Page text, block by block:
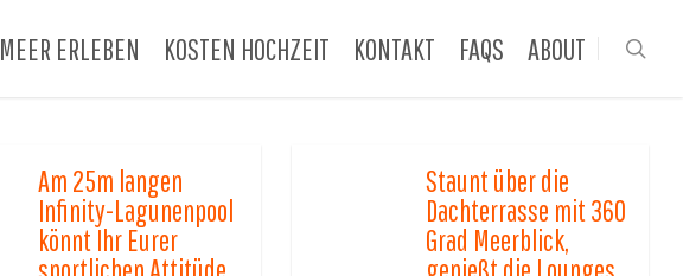
MEER ERLEBEN KOSTEN HOCHZEIT KONTAKT FAQS ABOUT
Am 25m langen
Infinity-Lagunenpool
könnt Ihr Eurer
Staunt über die
Dachterrasse mit 360
Grad Meerblick,